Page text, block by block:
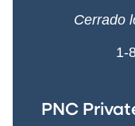
Cerrado
1-
PNC